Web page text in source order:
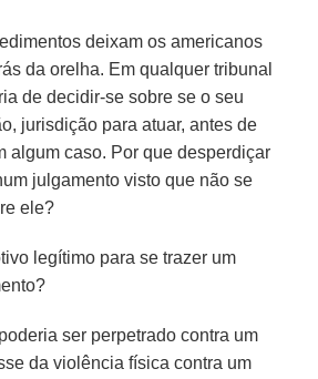
deixam os americanos
da orelha. Em qualquer tribunal
de decidir-se sobre se o seu
jurisdição para atuar, antes de
algum caso. Por que desperdiçar
julgamento visto que não se
ele?
legítimo para se trazer um
ser perpetrado contra um
da violência física contra um